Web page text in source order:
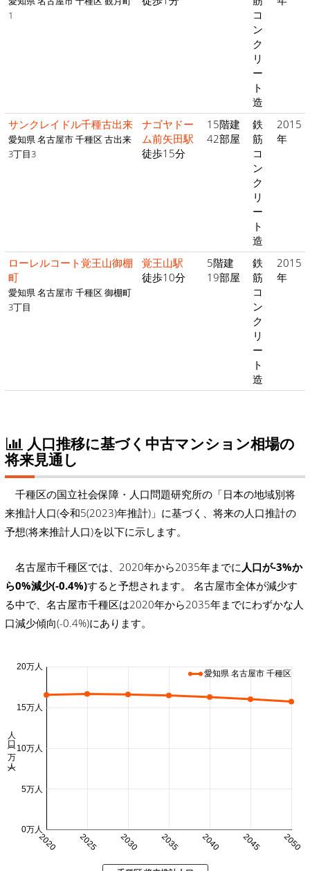
1
コ
ン
ク
リ
ー
ト
造
サンクレイドル千種古出来
愛知県 名古屋市 千種区 古出来
3丁目3
ナゴヤドー
ム前矢田駅
徒歩15分
15階建
42部屋
鉄
筋
コ
ン
ク
リ
ー
ト
造
2015
年
ローレルコート覚王山御棚
町
愛知県 名古屋市 千種区 御棚町
3丁目
覚王山駅
徒歩10分
5階建
19部屋
鉄
筋
コ
ン
ク
リ
ー
ト
造
2015
年
人口推移に基づく中古マンション相場の
将来見通し
千種区の国立社会保障・人口問題研究所の「日本の地域別将
来推計人口(令和5(2023)年推計)」に基づく、将来の人口推計の
予想(将来推計人口)を以下に示します。
名古屋市千種区では、2020年から2035年までに 人口が-3%か
ら0%減少(-0.4%)すると予想されます。 名古屋市全体が減少す
る中で、名古屋市千種区は2020年から2035年までにわずかな人
口減少傾向(-0.4%)にあります。
2020 2025 2030 2035 2040 2045 2050
0万人
5万人
10万人
15万人
20万人
人口 (万人)
愛知県 名古屋市 千種区